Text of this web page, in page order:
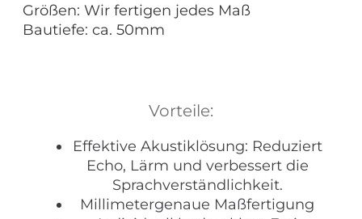
Größen: Wir fertigen jedes Maß
Bautiefe: ca. 50mm
Vorteile:
Effektive Akustiklösung: Reduziert
Echo, Lärm und verbessert die
Sprachverständlichkeit.
Millimetergenaue Maßfertigung